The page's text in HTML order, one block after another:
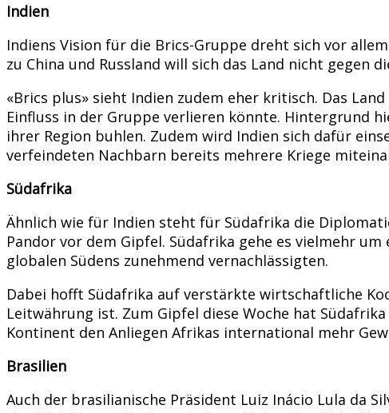
Indien
Indiens Vision für die Brics-Gruppe dreht sich vor
zu China und Russland will sich das Land nicht gegen
«Brics plus» sieht Indien zudem eher kritisch. Das
Einfluss in der Gruppe verlieren könnte. Hintergrund
ihrer Region buhlen. Zudem wird Indien sich dafür
verfeindeten Nachbarn bereits mehrere Kriege
Südafrika
Ähnlich wie für Indien steht für Südafrika die
Pandor vor dem Gipfel. Südafrika gehe es vielmehr
globalen Südens zunehmend vernachlässigten.
Dabei hofft Südafrika auf verstärkte wirtschaftliche
Leitwährung ist. Zum Gipfel diese Woche hat
Kontinent den Anliegen Afrikas international mehr
Brasilien
Auch der brasilianische Präsident Luiz Inácio Lula da